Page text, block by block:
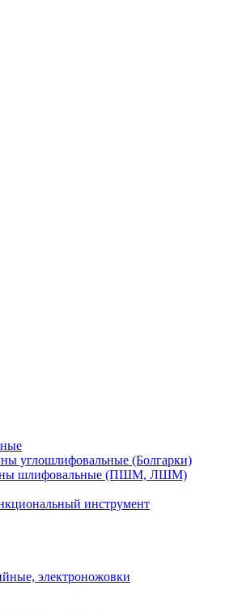
углошлифовальные (Болгарки)
шлифовальные (ПШМ, ЛШМ)
инструмент
электроножовки